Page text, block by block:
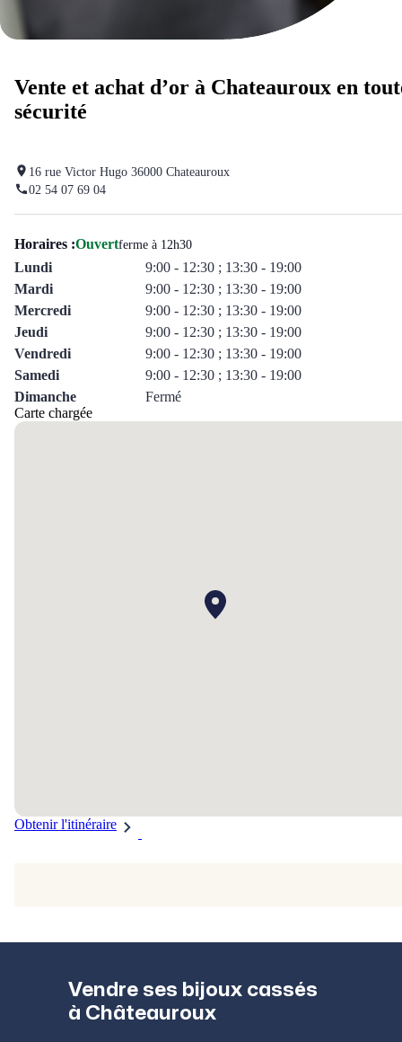
Vente et achat d’or à Chateauroux en
sécurité
16 rue Victor Hugo 36000 Chateauroux
02 54 07 69 04
Horaires :Ouvertferme à 12h30
Lundi
9:00 - 12:30 ; 13:30 - 19:00
Mardi
9:00 - 12:30 ; 13:30 - 19:00
Mercredi
9:00 - 12:30 ; 13:30 - 19:00
Jeudi
9:00 - 12:30 ; 13:30 - 19:00
Vendredi
9:00 - 12:30 ; 13:30 - 19:00
Samedi
9:00 - 12:30 ; 13:30 - 19:00
Dimanche
Fermé
Carte chargée
Obtenir l'itinéraire
Vendre ses bijoux cassés
à Châteauroux